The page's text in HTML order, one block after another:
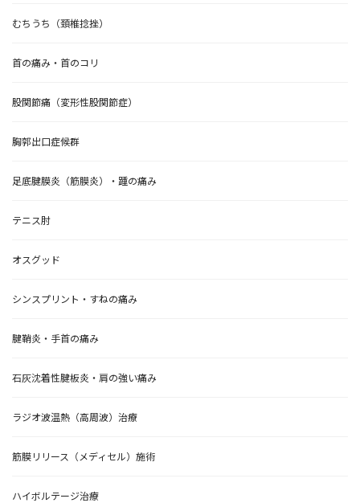
むちうち（頚椎捻挫）
首の痛み・首のコリ
股関節痛（変形性股関節症）
胸郭出口症候群
足底腱膜炎（筋膜炎）・踵の痛み
テニス肘
オスグッド
シンスプリント・すねの痛み
腱鞘炎・手首の痛み
石灰沈着性腱板炎・肩の強い痛み
ラジオ波温熱（高周波）治療
筋膜リリース（メディセル）施術
ハイボルテージ治療